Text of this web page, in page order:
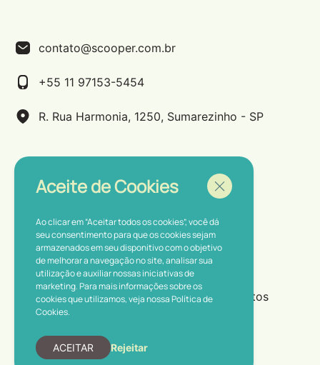
contato@scooper.com.br
+55 11 97153-5454
R. Rua Harmonia, 1250, Sumarezinho - SP
Scoop & Co Ltda ® • 2025 • Todos os direitos
reservados
Política de Privacidade
Aceite de Cookies
Ao clicar em “Aceitar todos os cookies”, você dá
seu consentimento para que os cookies sejam
armazenados em seu disponitivo com o objetivo
de melhorar a navegação no site, analisar sua
utilização e auxiliar nossas iniciativas de
marketing. Para mais informações sobre os
cookies que utilizamos, veja nossaPolítica de
Cookies.
ACEITAR Rejeitar